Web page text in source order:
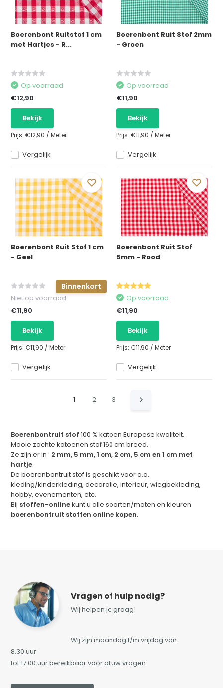
Boerenbont Ruitstof 1 cm
met Hartjes - R...
Vergelijk
Op voorraad
€12,90
Bekijk
Prijs:€12,90 /Meter
Boerenbont Ruit Stof 2mm
- Groen
Vergelijk
Op voorraad
€11,90
Bekijk
Prijs: €11,90 / Meter
Boerenbont Ruit Stof 1 cm
- Geel
Binnenkort
Vergelijk
Niet op voorraad
€11,90
Bekijk
Prijs:€11,90 /Meter
Boerenbont Ruit Stof
5mm - Rood
Vergelijk
Op voorraad
€11,90
Bekijk
Prijs: €11,90 / Meter
1 2 3
Boerenbontruit stof100 % katoen Europese kwaliteit.
Mooie zachte katoenen stof 160 cm breed.
Ze zijn er in : 2 mm, 5 mm, 1 cm, 2 cm, 5 cm en 1 cm met
hartje.
De boerenbontruit stof is geschikt voor o.a.
kleding/kinderkleding, decoratie, interieur, wiegbekleding,
hobby, evenementen, etc.
Bij stoffen-onlinekunt u alle soorten/maten en kleuren
boerenbontruit stoffen online kopen.
Vragen of hulp nodig?
Wij helpen je graag!
Wij zijn maandag t/m vrijdag van
8.30 uur
tot 17.00 uur bereikbaar voor al uw vragen.